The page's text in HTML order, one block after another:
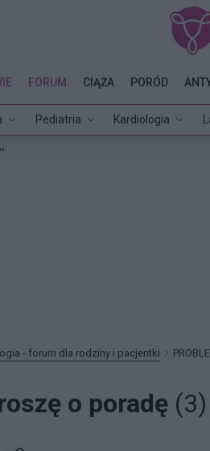
Pediatria Kardiologia
FORUM CIĄŻA PORÓD
- forum dla rodziny i pacjentki
o poradę (3)